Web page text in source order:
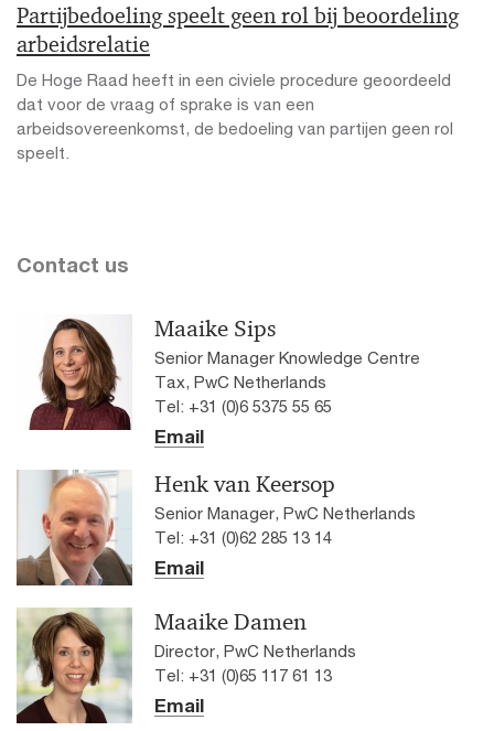
Partijbedoeling speelt geen rol bij beoordeling
arbeidsrelatie
De Hoge Raad heeft in een civiele procedure geoordeeld
dat voor de vraag of sprake is van een
arbeidsovereenkomst, de bedoeling van partijen geen rol
speelt.
Contact us
Maaike Sips
Senior Manager Knowledge Centre
Tax, PwC Netherlands
Tel: +31 (0)6 5375 55 65
Email
Henk van Keersop
Senior Manager, PwC Netherlands
Tel: +31 (0)62 285 13 14
Email
Maaike Damen
Director, PwC Netherlands
Tel: +31 (0)65 117 61 13
Email